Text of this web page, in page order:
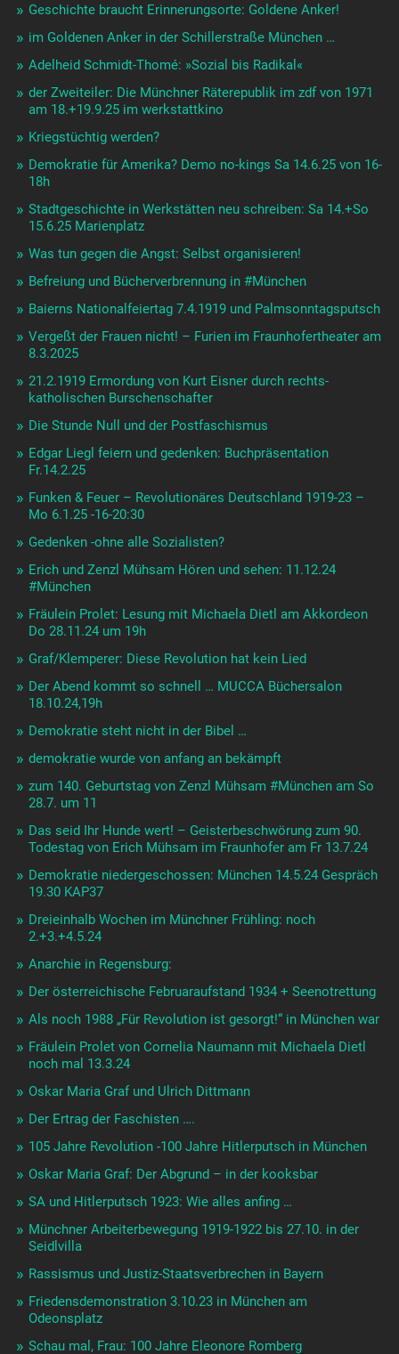
Geschichte braucht Erinnerungsorte: Goldene Anker!
im Goldenen Anker in der Schillerstraße München …
Adelheid Schmidt-Thomé: »Sozial bis Radikal«
der Zweiteiler: Die Münchner Räterepublik im zdf von 1971
am 18.+19.9.25 im werkstattkino
Kriegstüchtig werden?
Demokratie für Amerika? Demo no-kings Sa 14.6.25 von 16-
18h
Stadtgeschichte in Werkstätten neu schreiben: Sa 14.+So
15.6.25 Marienplatz
Was tun gegen die Angst: Selbst organisieren!
Befreiung und Bücherverbrennung in #München
Baierns Nationalfeiertag 7.4.1919 und Palmsonntagsputsch
Vergeßt der Frauen nicht! – Furien im Fraunhofertheater am
8.3.2025
21.2.1919 Ermordung von Kurt Eisner durch rechts-
katholischen Burschenschafter
Die Stunde Null und der Postfaschismus
Edgar Liegl feiern und gedenken: Buchpräsentation
Fr.14.2.25
Funken & Feuer – Revolutionäres Deutschland 1919-23 –
Mo 6.1.25 -16-20:30
Gedenken -ohne alle Sozialisten?
Erich und Zenzl Mühsam Hören und sehen: 11.12.24
#München
Fräulein Prolet: Lesung mit Michaela Dietl am Akkordeon
Do 28.11.24 um 19h
Graf/Klemperer: Diese Revolution hat kein Lied
Der Abend kommt so schnell … MUCCA Büchersalon
18.10.24,19h
Demokratie steht nicht in der Bibel …
demokratie wurde von anfang an bekämpft
zum 140. Geburtstag von Zenzl Mühsam #München am So
28.7. um 11
Das seid Ihr Hunde wert! – Geisterbeschwörung zum 90.
Todestag von Erich Mühsam im Fraunhofer am Fr 13.7.24
Demokratie niedergeschossen: München 14.5.24 Gespräch
19.30 KAP37
Dreieinhalb Wochen im Münchner Frühling: noch
2.+3.+4.5.24
Anarchie in Regensburg:
Der österreichische Februaraufstand 1934 + Seenotrettung
Als noch 1988 „Für Revolution ist gesorgt!“ in München war
Fräulein Prolet von Cornelia Naumann mit Michaela Dietl
noch mal 13.3.24
Oskar Maria Graf und Ulrich Dittmann
Der Ertrag der Faschisten ….
105 Jahre Revolution -100 Jahre Hitlerputsch in München
Oskar Maria Graf: Der Abgrund – in der kooksbar
SA und Hitlerputsch 1923: Wie alles anfing …
Münchner Arbeiterbewegung 1919-1922 bis 27.10. in der
Seidlvilla
Rassismus und Justiz-Staatsverbrechen in Bayern
Friedensdemonstration 3.10.23 in München am
Odeonsplatz
Schau mal, Frau: 100 Jahre Eleonore Romberg